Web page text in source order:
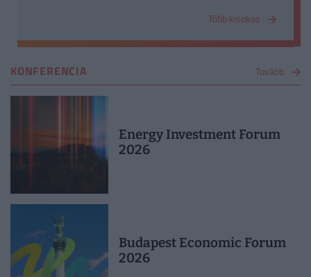
számlatulajdonos egy másik, ugyanannál a
banknál vezetett számlájáról.
Több kisokos
KONFERENCIA Tovább
Energy Investment Forum
2026
Budapest Economic Forum
2026